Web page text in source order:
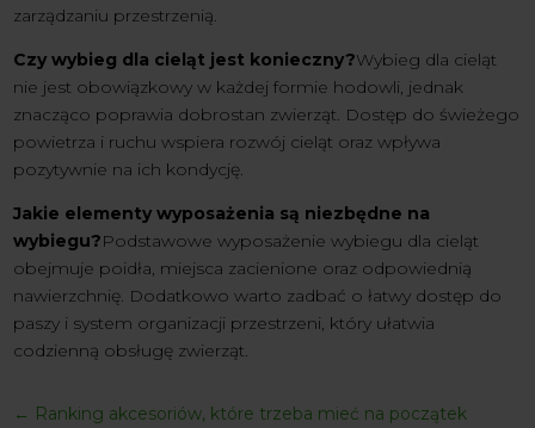
zarządzaniu przestrzenią.
Czy wybieg dla cieląt jest konieczny?Wybieg dla cieląt
nie jest obowiązkowy w każdej formie hodowli, jednak
znacząco poprawia dobrostan zwierząt. Dostęp do świeżego
powietrza i ruchu wspiera rozwój cieląt oraz wpływa
pozytywnie na ich kondycję.
Jakie elementy wyposażenia są niezbędne na
wybiegu?Podstawowe wyposażenie wybiegu dla cieląt
obejmuje poidła, miejsca zacienione oraz odpowiednią
nawierzchnię. Dodatkowo warto zadbać o łatwy dostęp do
paszy i system organizacji przestrzeni, który ułatwia
codzienną obsługę zwierząt.
← Ranking akcesoriów, które trzeba mieć na początek